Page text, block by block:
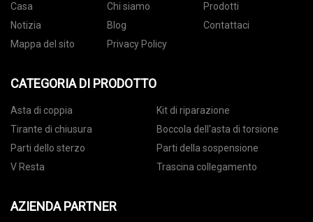
Casa Chi siamo
Prodotti
Notizia
Blog
Contattaci
Mappa del sito
Privacy Policy
CATEGORIA DI PRODOTTO
Asta di coppia
Kit di riparazione
Tirante di chiusura
Boccola dell'asta di torsione
Parti dello sterzo
Parti della sospensione
V Resta
Trascina collegamento
AZIENDA PARTNER